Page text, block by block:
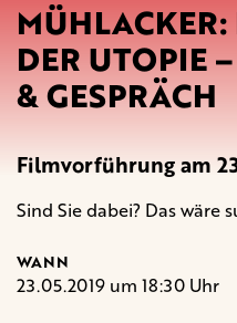
DER UTOPIE
& GESPRÄCH
Filmvorführung am
Sind Sie dabei? Das wäre
WANN
23.05.2019 um 18:30 Uhr